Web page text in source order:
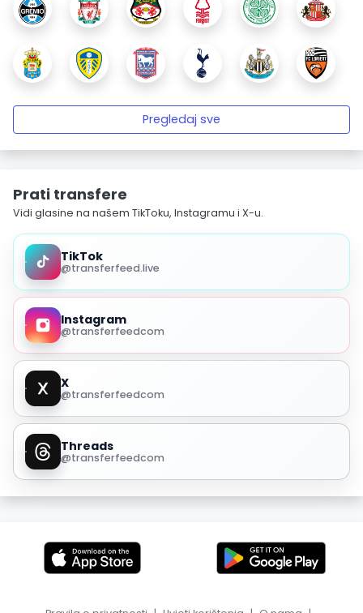
Pregledaj sve
Prati transfere
Vidi glasine na našem TikToku, Instagramu i X-u.
TikTok
@transferfeed.live
Instagram
@transferfeedcom
X
@transferfeedcom
Threads
@transferfeedcom